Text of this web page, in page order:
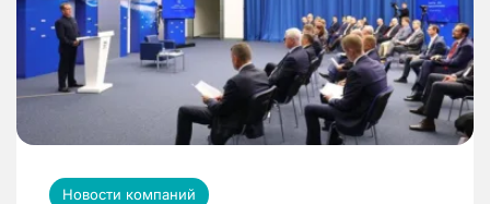
Новости компаний